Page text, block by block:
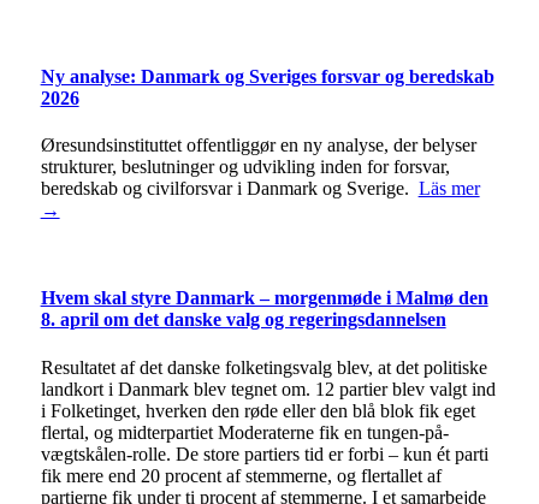
Ny analyse: Danmark og Sveriges forsvar og beredskab
2026
Øresundsinstituttet offentliggør en ny analyse, der belyser
strukturer, beslutninger og udvikling inden for forsvar,
beredskab og civilforsvar i Danmark og Sverige. Läs mer
→
Hvem skal styre Danmark – morgenmøde i Malmø den
8. april om det danske valg og regeringsdannelsen
Resultatet af det danske folketingsvalg blev, at det politiske
landkort i Danmark blev tegnet om. 12 partier blev valgt ind
i Folketinget, hverken den røde eller den blå blok fik eget
flertal, og midterpartiet Moderaterne fik en tungen-på-
vægtskålen-rolle. De store partiers tid er forbi – kun ét parti
fik mere end 20 procent af stemmerne, og flertallet af
partierne fik under ti procent af stemmerne. I et samarbejde